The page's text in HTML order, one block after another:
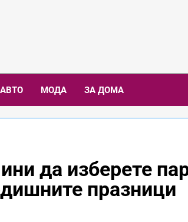
АВТО МОДА ЗА ДОМА
да изберете
празници